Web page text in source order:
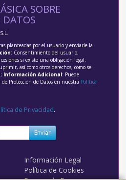
SOBRE
DATOS
planteadas por el usuario y enviarle la
: Consentimiento del usuario;
si existe una obligación legal;
así como otros derechos, como se
Información Adicional: Puede
Protección de Datos en nuestra Política
de Privacidad.
Enviar
Información Legal
Política de Cookies